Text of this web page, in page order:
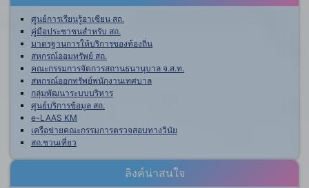
ศูนย์การเรียนรู้อาเซียน สถ.
คู่มือประชาชนสำหรับ สถ.
มาตรฐานการให้บริการของท้องถิ่น
สหกรณ์ออมทรัพย์ สถ.
คณะกรรมการจัดการสถานธนานุบาล จ.ส.ท.
สหกรณ์ออกทรัพย์พนักงานเทศบาล
กลุ่มพัฒนาระบบบริหาร
ศูนย์บริการข้อมูล สถ.
e-LAAS KM
เครือข่ายคณะกรรมการตรวจสอบทางวินัย
สถ.ชวนเที่ยว
ลิงค์น่าสนใจ